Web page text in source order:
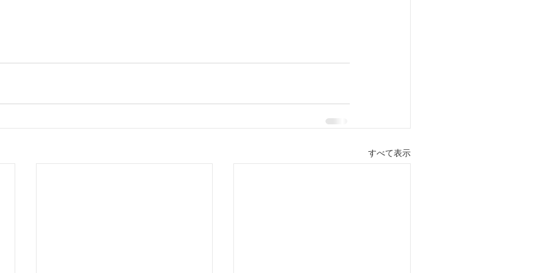
すべて表示